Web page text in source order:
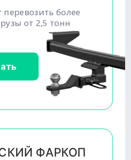
перевозить более
от 2,5 тонн
ФАРКОП